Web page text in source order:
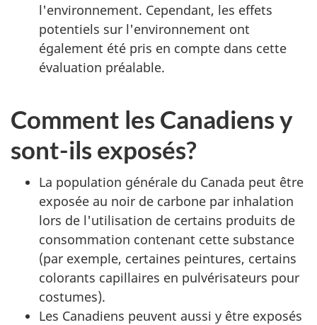
l'environnement. Cependant, les effets
potentiels sur l'environnement ont
également été pris en compte dans cette
évaluation préalable.
Comment les Canadiens y
sont-ils exposés?
La population générale du Canada peut être
exposée au noir de carbone par inhalation
lors de l'utilisation de certains produits de
consommation contenant cette substance
(par exemple, certaines peintures, certains
colorants capillaires en pulvérisateurs pour
costumes).
Les Canadiens peuvent aussi y être exposés